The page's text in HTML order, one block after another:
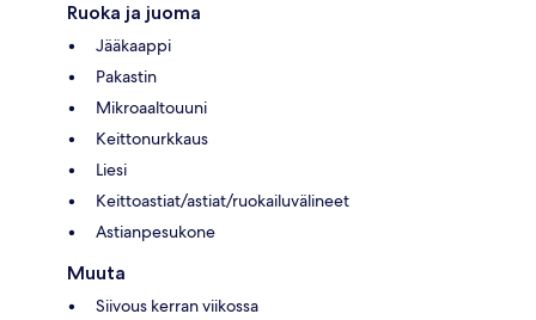
Ruoka ja juoma
Jääkaappi
Pakastin
Mikroaaltouuni
Keittonurkkaus
Liesi
Keittoastiat/astiat/ruokailuvälineet
Astianpesukone
Muuta
Siivous kerran viikossa